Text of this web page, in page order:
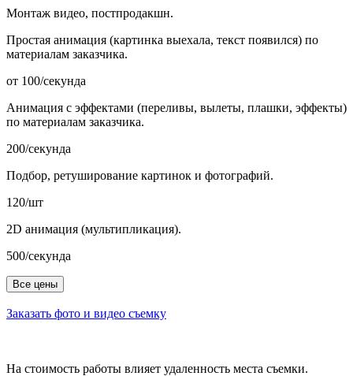
Монтаж видео, постпродакшн.
Простая анимация (картинка выехала, текст появился) по
материалам заказчика.
от 100/секунда
Анимация с эффектами (переливы, вылеты, плашки, эффекты)
по материалам заказчика.
200/секунда
Подбор, ретуширование картинок и фотографий.
120/шт
2D анимация (мультипликация).
500/секунда
Все цены
Заказать фото и видео съемку
На стоимость работы влияет удаленность места съемки.